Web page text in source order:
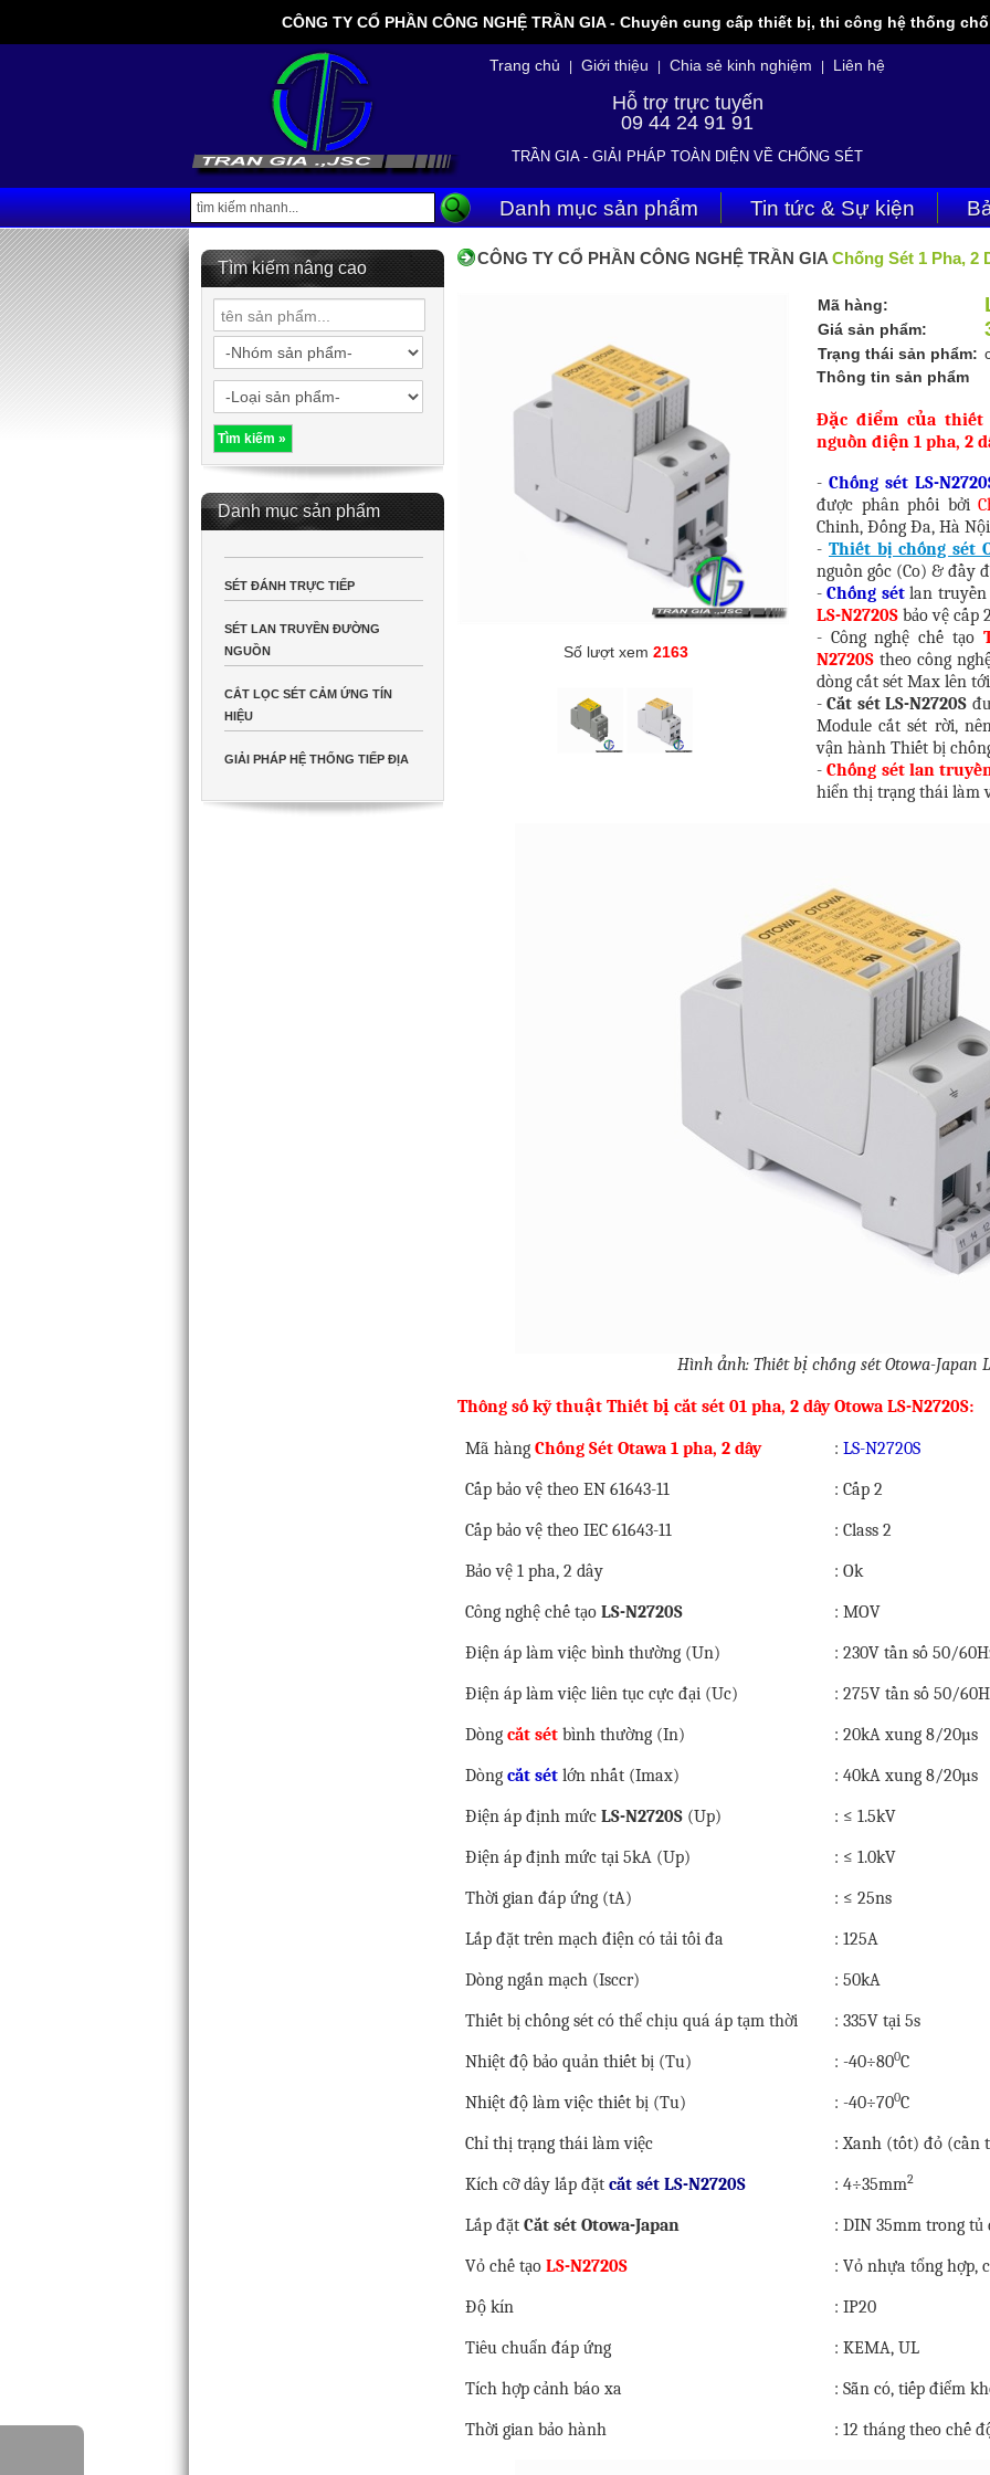
Trang chủ Giới thiệu Chia sẻ kinh nghiệm Liên hệ
Hỗ trợ trực tuyến
09 44 24 91 91
TRẦN GIA - GIẢI PHÁP TOÀN DIỆN VỀ CHỐNG SÉT
Danh mục sản phẩm Tin tức & Sự kiện
Tìm kiếm nâng cao
Danh mục sản phẩm
SÉT ĐÁNH TRỰC TIẾP
SÉT LAN TRUYỀN ĐƯỜNG
NGUỒN
CẮT LỌC SÉT CẢM ỨNG TÍN
HIỆU
GIẢI PHÁP HỆ THỐNG TIẾP ĐỊA
CÔNG TY CỔ PHẦN CÔNG NGHỆ TRẦN GIA Chống Sét 1 Pha, 2
Số lượt xem 2163
Mã hàng:
Giá sản phẩm:
Trạng thái sản phẩm:
Thông tin sản phẩm
Đặc điểm của
nguồn điện 1 pha, 2
- Chống sét LS-
được phân phối bởi
Chinh, Đống Đa, Hà
- Thiết bị chống sét
nguồn gốc (Co) & đầy
-Chống sétlan truyền
LS-N2720S bảo vệ cấp
- Công nghệ chế tạo
N2720S theo công
dòng cắt sét Max lên
-Cắt sét LS-N2720S
Module cắt sét rời,
vận hành Thiết bị
-Chống sét lan
hiển thị trạng thái làm
Hình ảnh: Thiết bị chống sét Otowa-Japan
Thông số kỹ thuật Thiết bị cắt sét 01 pha, 2 dây Otowa LS-N2720S:
Mã hàngChống Sét Otawa 1 pha, 2 dây :LS-N2720S
Cấp bảo vệ theo EN 61643-11 : Cấp 2
Cấp bảo vệ theo IEC 61643-11 : Class 2
Bảo vệ 1 pha, 2 dây : Ok
Công nghệ chế tạoLS-N2720S : MOV
Điện áp làm việc bình thường (Un) : 230V tần số 50/
Điện áp làm việc liên tục cực đại (Uc) : 275V tần số 50/
Dòngcắt sét bình thường (In) : 20kA xung 8/20µs
Dòngcắt sét lớn nhất (Imax) : 40kA xung 8/20µs
Điện áp định mứcLS-N2720S (Up) : ≤ 1.5kV
Điện áp định mức tại 5kA (Up) : ≤ 1.0kV
Thời gian đáp ứng (tA) : ≤ 25ns
Lắp đặt trên mạch điện có tải tối đa : 125A
Dòng ngắn mạch (Isccr) : 50kA
Thiết bị chống sét có thể chịu quá áp tạm thời : 335V tại 5s
Nhiệt độ bảo quản thiết bị (Tu) : -40÷800C
Nhiệt độ làm việc thiết bị (Tu) : -40÷700C
Chỉ thị trạng thái làm việc : Xanh (tốt) đỏ (cần
Kích cỡ dây lắp đặtcắt sét LS-N2720S : 4÷35mm2
Lắp đặtCắt sét Otowa-Japan : DIN 35mm trong
Vỏ chế tạoLS-N2720S : Vỏ nhựa tổng hợp,
Độ kín : IP20
Tiêu chuẩn đáp ứng : KEMA, UL
Tích hợp cảnh báo xa : Sẵn có, tiếp điểm
Thời gian bảo hành : 12 tháng theo chế
CÔNG TY CỔ PHẦN CÔNG NGHỆ TRẦN GIA - Chuyên cung cấp thiết bị, thi công hệ thống